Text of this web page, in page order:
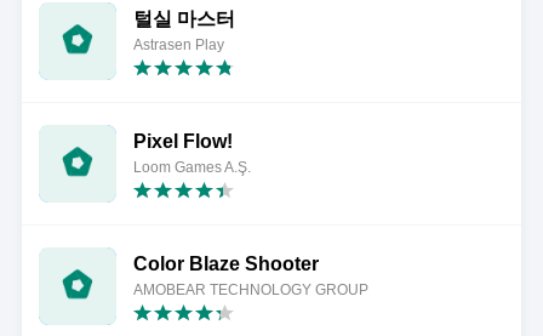
털실 마스터
Astrasen Play
Pixel Flow!
Loom Games A.Ş.
Color Blaze Shooter
AMOBEAR TECHNOLOGY GROUP